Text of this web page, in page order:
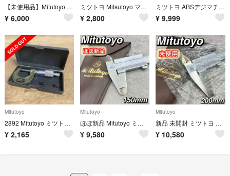
【未使用品】Mitutoyo マイクロメーター150-175mm ケース付き
¥ 6,000
ミツトヨ Mitsutoyo マイクロメーター M450-25
¥ 2,800
ミツトヨ ABSデジマチックキャリパ CD20AXW
¥ 9,999
Mitutoyo
2892 Mitutoyo ミツトヨ マイクロメーター 0-25mm 測定/M1
¥ 2,165
Mitutoyo
ほぼ新品 Mitutoyo ミツトヨ ノギス 150mm 15cm 高精度
¥ 9,580
Mitutoyo
新品 未開封 ミツトヨ Mitutoyo ノギス 200mm 20cm 精密測定
¥ 10,580